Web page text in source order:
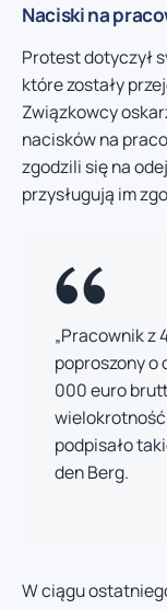
Naciski na
Protest dotyczył
które zostały
Związkowcy
nacisków na
zgodzili się na
przysługują im
„Pracownik z
poproszony o
000 euro
podpisało
den Berg.
W ciągu